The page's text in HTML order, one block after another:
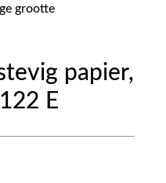
grootte
papier,
E